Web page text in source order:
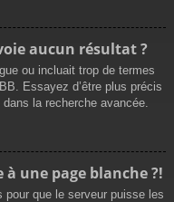
aucun résultat ?
ou incluait trop de termes
Essayez d’être plus précis
la recherche avancée.
une page blanche ?!
pour que le serveur puisse les